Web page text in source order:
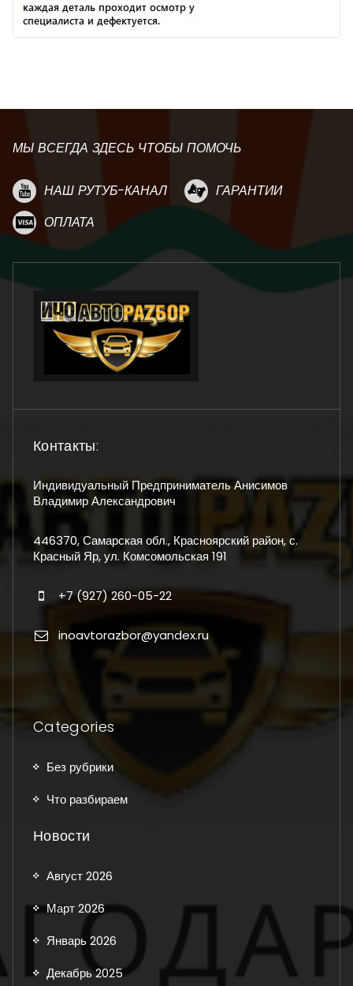
МЫ ВСЕГДА ЗДЕСЬ ЧТОБЫ ПОМОЧЬ
НАШ РУТУБ-КАНАЛ
ГАРАНТИИ
ОПЛАТА
Контакты:
Индивидуальный Предприниматель Анисимов
Владимир Александрович
446370, Самарская обл., Красноярский район, с.
Красный Яр, ул. Комсомольская 191
+7 (927) 260-05-22
inoavtorazbor@yandex.ru
Categories
Без рубрики
Что разбираем
Новости
Август 2026
Март 2026
Январь 2026
Декабрь 2025